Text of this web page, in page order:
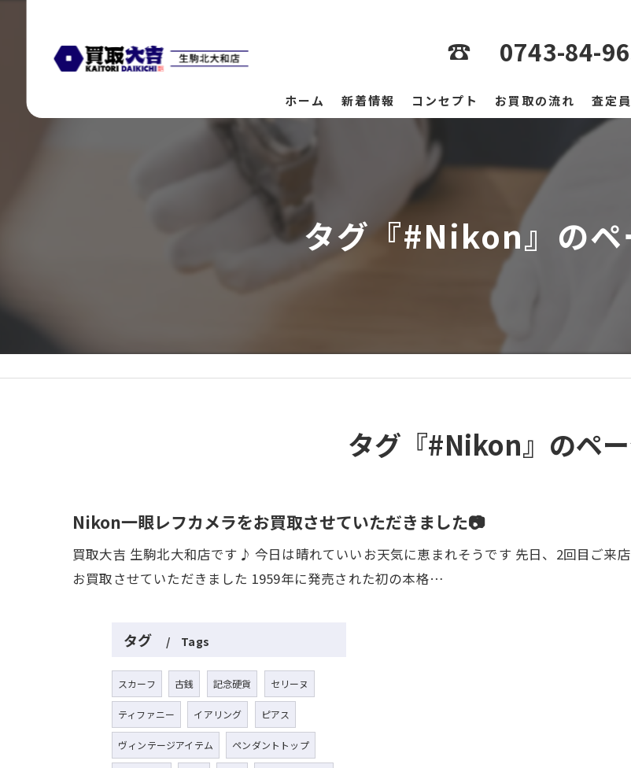
0743-84-
ホーム 新着情報 コンセプト お買取の流れ 査定員
タグ『#Nikon』のペ
タグ『#Nikon』のペ
Nikon一眼レフカメラをお買取させていただきました📷
買取大吉 生駒北大和店です♪ 今日は晴れていいお天気に恵まれそうです 先日、2回目ご来
お買取させていただきました 1959年に発売された初の本格…
タグ Tags
スカーフ 古銭 記念硬貨 セリーヌ
ティファニー イアリング ピアス
ヴィンテージアイテム ペンダントトップ